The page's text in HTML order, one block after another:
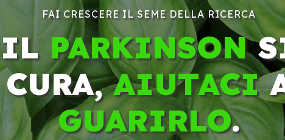
FAI CRESCERE IL SEME DELLA RICERCA
ILPARKINSON
CURA,AIUTACI
GUARIRLO.